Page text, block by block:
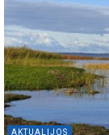
AKTUALIJOS